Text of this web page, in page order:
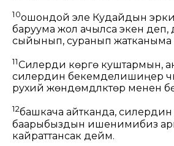
10ошондой эле Кудайдын эрки
баруума жол ачылса экен
сыйынып, суранып жатканыма
11Силерди көрүүгө куштармын,
силердин бекемделишиңер
рухий жөндөмдүүлүктөр менен
12башкача айтканда,
баарыбыздын ишенимибиз
кайраттансак дейм.